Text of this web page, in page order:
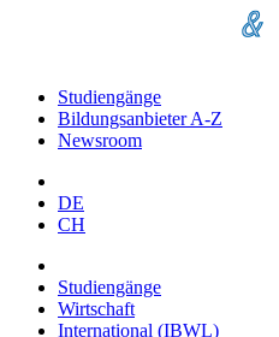
Studiengänge
Bildungsanbieter A-Z
Newsroom
DE
CH
Studiengänge
Wirtschaft
International (IBWL)